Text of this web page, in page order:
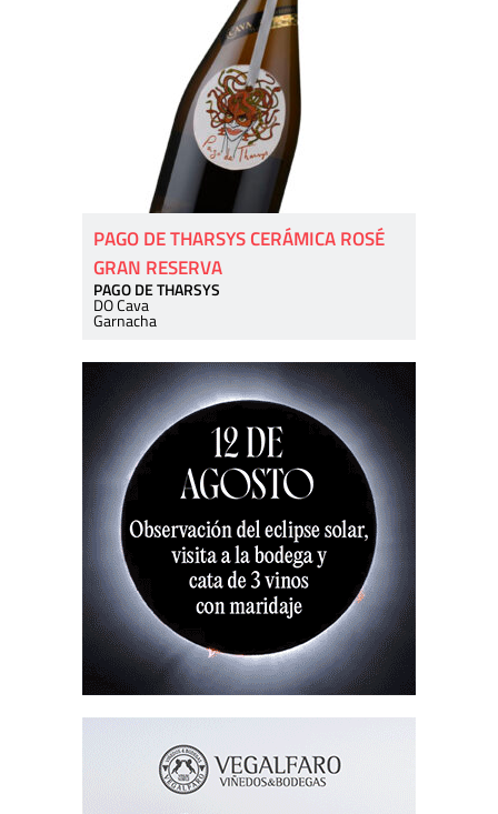
PAGO DE THARSYS CERÁMICA ROSÉ
GRAN RESERVA
PAGO DE THARSYS
DO Cava
Garnacha